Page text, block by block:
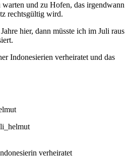
und zu Hofen, das irgendwann
rechtsgültig wird.
hier, dann müsste ich im Juli raus
Indonesierien verheiratet und das
verheiratet